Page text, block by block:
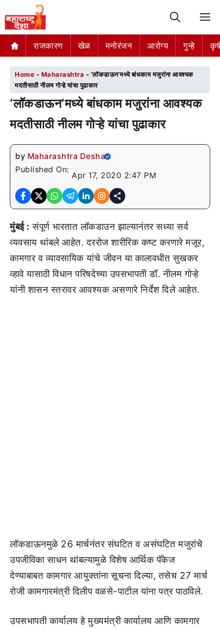
राजकारण खेळ मनोरंजन आरोग्य गुन्हे
राजकारण खेळ मनोरंजन आरोग्य गुन्हे
Home - Maharashtra - ‘लॉकडाऊन’मध्ये बांधकाम मजुरांना आवश्यक
मदतीसाठी नीलम गोऱ्हे यांचा पुढाकार
‘लॉकडाऊन’मध्ये बांधकाम मजुरांना आवश्यक
मदतीसाठी नीलम गोऱ्हे यांचा पुढाकार
by Maharashtra Desha
Published On:
Apr 17, 2020 2:47 PM
मुंबई : संपूर्ण भारतात लॉकडाउन झाल्यानंतर सध्या सर्व
व्यवसाय थांबले आहेत. दररोज शारीरिक कष्ट करणारे मजूर,
कामगार व व्यावसायिक यांचे जीवन या कालावधीत सुखकर
व्हावे यासाठी विधान परिषदेच्या उपसभापती डॉ. नीलम गोऱ्हे
यांनी शासन स्तरावर आवश्यक असणारे निर्देश दिले आहेत.
लॉकडाऊनमुळे 26 मार्चनंतर संघटित व असंघटित मजुरांचे
उपजीविका साधन थांबल्यामुळे विशेष आर्थिक पॅकेज
देण्याबाबत कामगार आयुक्तांना सूचना दिल्या, तसेच 27 मार्च
रोजी कामगारमंत्री दिलीप वळसे-पाटील यांना पत्र पाठविले.
उपसभापती कार्यालय हे मुख्यमंत्री कार्यालय आणि कामगार